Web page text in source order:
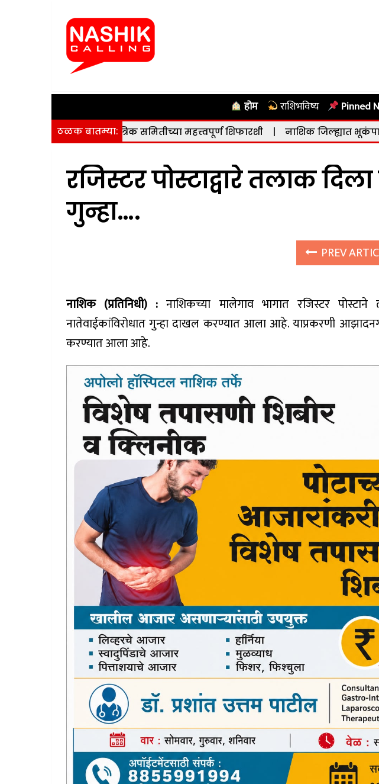
होम राशिभविष्य Pinned
ठळक बातम्या:
आराखडा; तांत्रिक समितीच्या महत्त्वपूर्ण शिफारशी | नाशिक जिल्ह्यात भूकंपाचे सौम्य
रजिस्टर पोस्टाद्वारे तलाक
गुन्हा….
PREV
नाशिक (प्रतिनिधी) :नाशिकच्या मालेगाव भागात रजिस्टर
नातेवाईकांविरोधात गुन्हा दाखल करण्यात आला आहे. याप्रकरणी
करण्यात आला आहे.